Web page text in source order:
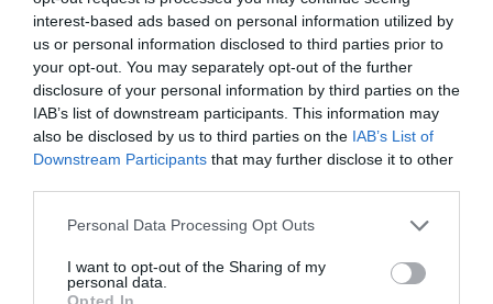
interest-based ads based on personal information utilized by
us or personal information disclosed to third parties prior to
your opt-out. You may separately opt-out of the further
disclosure of your personal information by third parties on the
IAB’s list of downstream participants. This information may
also be disclosed by us to third parties on the IAB’s List of
Downstream Participants that may further disclose it to other
Please note that this website/app uses one or more Google
not limited to your visit or usage behaviour. You may click to
grant or deny consent to Google and its third-party tags to
Personal Data Processing Opt Outs
I want to opt-out of the Sharing of my
personal data.
Opted In
TOVÁBBI CIKKEK
HETI BÖLCSESSÉG